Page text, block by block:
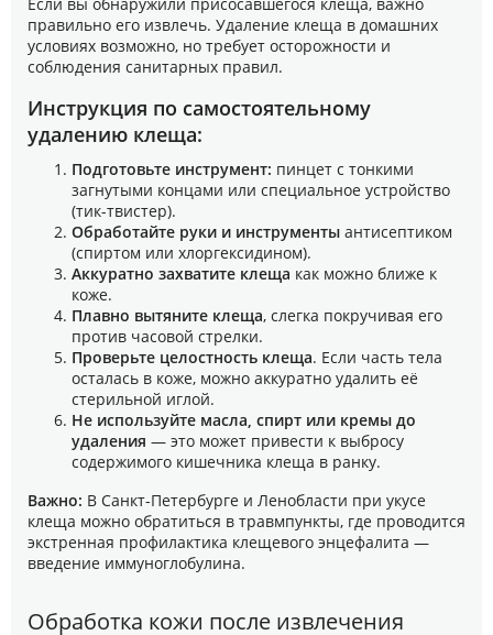
правильно его извлечь. Удаление клеща в домашних
условиях возможно, но требует осторожности и
соблюдения санитарных правил.
Инструкция по самостоятельному
удалению клеща:
Подготовьте инструмент: пинцет с тонкими
загнутыми концами или специальное устройство
(тик-твистер).
Обработайте руки и инструменты антисептиком
(спиртом или хлоргексидином).
Аккуратно захватите клеща как можно ближе к
коже.
Плавно вытяните клеща, слегка покручивая его
против часовой стрелки.
Проверьте целостность клеща. Если часть тела
осталась в коже, можно аккуратно удалить её
стерильной иглой.
Не используйте масла, спирт или кремы до
удаления — это может привести к выбросу
содержимого кишечника клеща в ранку.
Важно: В Санкт-Петербурге и Ленобласти при укусе
клеща можно обратиться в травмпункты, где проводится
экстренная профилактика клещевого энцефалита —
введение иммуноглобулина.
Обработка кожи после извлечения